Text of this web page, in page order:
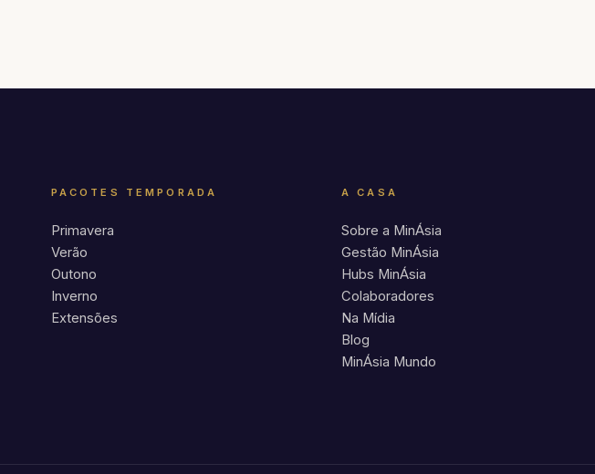
PACOTES TEMPORADA
Primavera
Verão
Outono
Inverno
Extensões
A CASA
Sobre a MinÁsia
Gestão MinÁsia
Hubs MinÁsia
Colaboradores
Na Mídia
Blog
MinÁsia Mundo